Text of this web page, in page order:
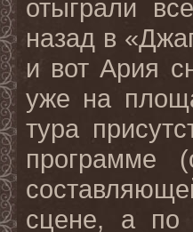
отыграли
назад в
и вот Ария
уже на
тура
программе
сцене, а по